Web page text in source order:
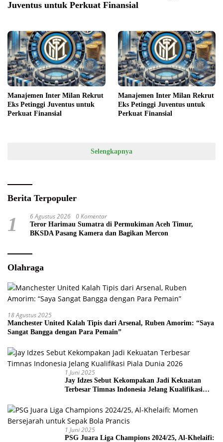
Juventus untuk Perkuat Finansial
Manajemen Inter Milan Rekrut
Eks Petinggi Juventus untuk
Perkuat Finansial
Manajemen Inter Milan Rekrut
Eks Petinggi Juventus untuk
Perkuat Finansial
Selengkapnya
Berita Terpopuler
1 6 Agustus 2026 0 Komentar
Teror Harimau Sumatra di Permukiman Aceh Timur,
BKSDA Pasang Kamera dan Bagikan Mercon
Olahraga
18 Agustus 2025
Manchester United Kalah Tipis dari Arsenal, Ruben Amorim: “Saya
Sangat Bangga dengan Para Pemain”
1 Juni 2025
Jay Idzes Sebut Kekompakan Jadi Kekuatan
Terbesar Timnas Indonesia Jelang Kualifikasi
1 Juni 2025
PSG Juara Liga Champions 2024/25, Al-Khelaifi: